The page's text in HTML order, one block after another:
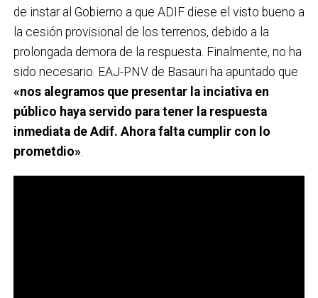
de instar al Gobierno a que ADIF diese el visto bueno a
la cesión provisional de los terrenos, debido a la
prolongada demora de la respuesta. Finalmente, no ha
sido necesario. EAJ-PNV de Basauri ha apuntado que
«nos alegramos que presentar la inciativa en
público haya servido para tener la respuesta
inmediata de Adif. Ahora falta cumplir con lo
prometdio»